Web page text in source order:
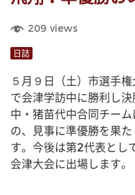
209 views
日誌
５月９日（土）市選手
で会津学訪中に勝利し
中・猪苗代中合同チー
の、見事に準優勝を果
す。今後は第2代表とし
会津大会に出場します。